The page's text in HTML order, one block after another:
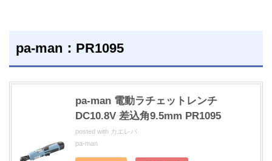
pa-man：PR1095
pa-man 電動ラチェットレンチ
DC10.8V 差込角9.5mm PR1095
posted with カエレバ
pa-man